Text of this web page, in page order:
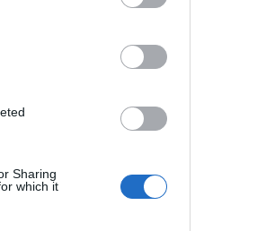
Sharing
which it
Nincs
Alkoholista a Facebookon